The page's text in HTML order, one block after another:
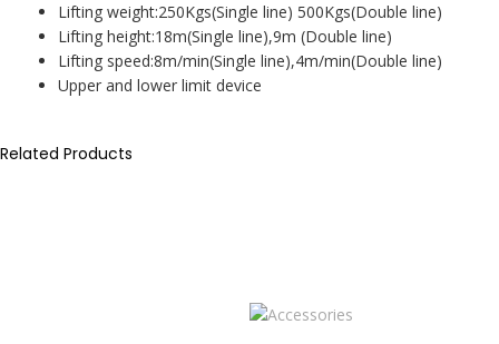
Lifting weight:250Kgs(Single line) 500Kgs(Double line)
Lifting height:18m(Single line),9m (Double line)
Lifting speed:8m/min(Single line),4m/min(Double line)
Upper and lower limit device
Related Products